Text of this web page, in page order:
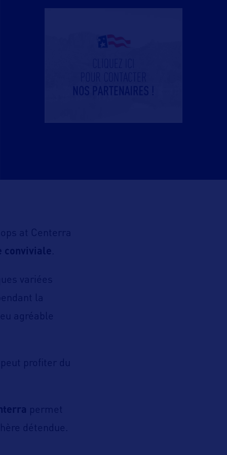
at Centerra
conviviale.
variées
la
agréable
profiter du
permet
détendue.